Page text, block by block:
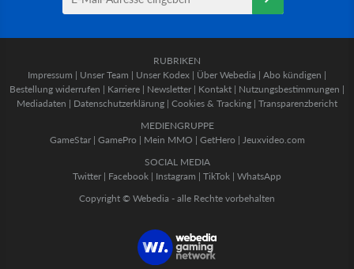
RUBRIKEN
Impressum | Unser Team | Unser Kodex | Über Webedia | Abo kündigen |
Bestellung widerrufen | Karriere | Newsletter | Kontakt | Nutzungsbestimmungen |
Mediadaten | Datenschutzerklärung | Cookies & Tracking | Transparenzbericht
MEDIENGRUPPE
GameStar| GamePro | Mein MMO | GetHero | Jeuxvideo.com
SOCIAL MEDIA
Twitter | Facebook | Instagram | TikTok | WhatsApp
Copyright © Webedia - alle Rechte vorbehalten